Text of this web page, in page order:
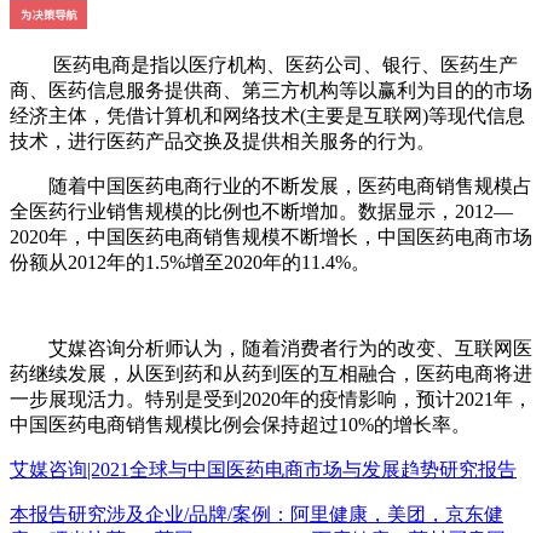
医药电商是指以医疗机构、医药公司、银行、医药生产
商、医药信息服务提供商、第三方机构等以赢利为目的的市场
经济主体，凭借计算机和网络技术(主要是互联网)等现代信息
技术，进行医药产品交换及提供相关服务的行为。
随着中国医药电商行业的不断发展，医药电商销售规模占
全医药行业销售规模的比例也不断增加。数据显示，2012—
2020年，中国医药电商销售规模不断增长，中国医药电商市场
份额从2012年的1.5%增至2020年的11.4%。
艾媒咨询分析师认为，随着消费者行为的改变、互联网医
药继续发展，从医到药和从药到医的互相融合，医药电商将进
一步展现活力。特别是受到2020年的疫情影响，预计2021年，
中国医药电商销售规模比例会保持超过10%的增长率。
艾媒咨询|2021全球与中国医药电商市场与发展趋势研究报告
本报告研究涉及企业/品牌/案例：阿里健康，美团，京东健